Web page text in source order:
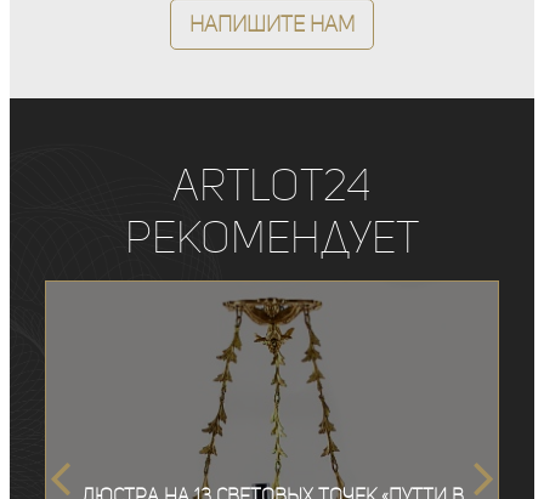
Напишите нам
ArtLot24
рекомендует